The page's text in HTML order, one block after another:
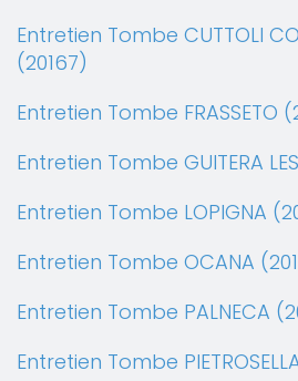
Entretien Tombe CUTTOLI
(20167)
Entretien Tombe FRASSETO
Entretien Tombe GUITERA
Entretien Tombe LOPIGNA
Entretien Tombe OCANA
Entretien Tombe PALNECA
Entretien Tombe